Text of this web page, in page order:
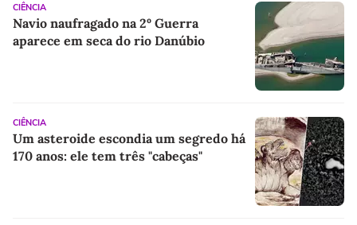
CIÊNCIA
Navio naufragado na 2º Guerra
aparece em seca do rio Danúbio
CIÊNCIA
Um asteroide escondia um segredo há
170 anos: ele tem três "cabeças"